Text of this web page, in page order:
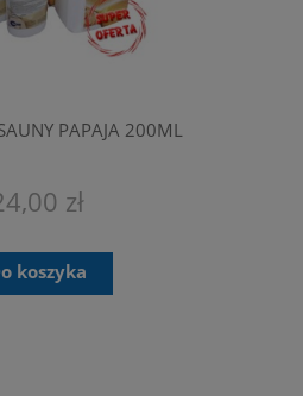
PAPAJA 200ML
zł
koszyka